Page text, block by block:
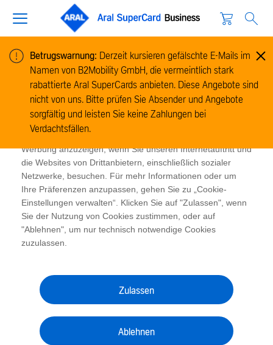
Cookie-Informationen
Wir verwenden Cookies, um Informationen zur Nutzung
unserer Website zu sammeln und zu analysieren und um
das Funktionieren der Website zu ermöglichen. Cookies
Werbung anzuzeigen, wenn Sie unseren Internetauftritt und
die Websites von Drittanbietern, einschließlich sozialer
Netzwerke, besuchen. Für mehr Informationen oder um
Ihre Präferenzen anzupassen, gehen Sie zu „Cookie-
Einstellungen verwalten“. Klicken Sie auf "Zulassen", wenn
Sie der Nutzung von Cookies zustimmen, oder auf
"Ablehnen", um nur technisch notwendige Cookies
zuzulassen.
Zulassen
Ablehnen
Betrugswarnung: Derzeit kursieren gefälschte E-Mails im
Namen von B2Mobility GmbH, die vermeintlich stark
rabattierte Aral SuperCards anbieten. Diese Angebote sind
nicht von uns. Bitte prüfen Sie Absender und Angebote
sorgfältig und leisten Sie keine Zahlungen bei
Verdachtsfällen.